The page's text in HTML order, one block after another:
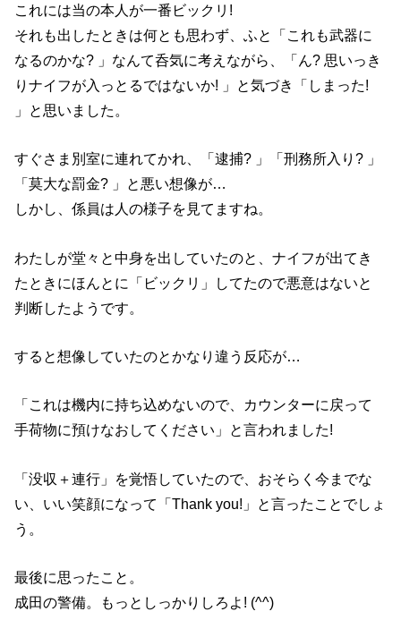
これには当の本人が一番ビックリ!
それも出したときは何とも思わず、ふと「これも武器に
なるのかな? 」なんて呑気に考えながら、「ん? 思いっき
りナイフが入っとるではないか! 」と気づき「しまった!
」と思いました。
すぐさま別室に連れてかれ、「逮捕? 」「刑務所入り? 」
「莫大な罰金? 」と悪い想像が…
しかし、係員は人の様子を見てますね。
わたしが堂々と中身を出していたのと、ナイフが出てき
たときにほんとに「ビックリ」してたので悪意はないと
判断したようです。
すると想像していたのとかなり違う反応が…
「これは機内に持ち込めないので、カウンターに戻って
手荷物に預けなおしてください」と言われました!
「没収＋連行」を覚悟していたので、おそらく今までな
い、いい笑顔になって「Thank you!」と言ったことでしょ
う。
最後に思ったこと。
成田の警備。もっとしっかりしろよ! (^^)